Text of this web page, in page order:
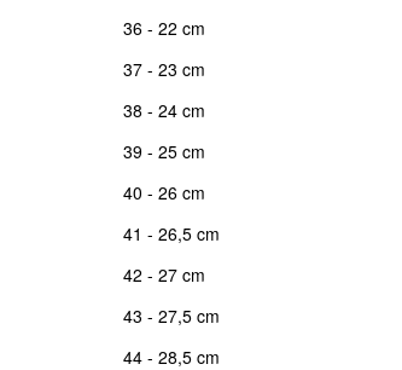
36 - 22 cm
37 - 23 cm
38 - 24 cm
39 - 25 cm
40 - 26 cm
41 - 26,5 cm
42 - 27 cm
43 - 27,5 cm
44 - 28,5 cm